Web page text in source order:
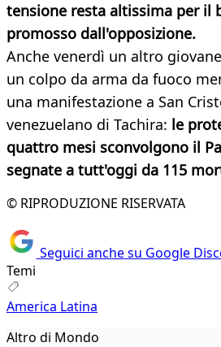
tensione resta altissima per il
promosso dall'opposizione.
Anche venerdì un altro
un colpo da arma da fuoco
una manifestazione a San
venezuelano di Tachira: le
quattro mesi sconvolgono il
segnate a tutt'oggi da 115
© RIPRODUZIONE RISERVATA
Seguici anche su Google
Temi
America Latina
Altro di Mondo